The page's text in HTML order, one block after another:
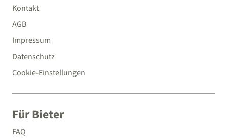
Kontakt
AGB
Impressum
Datenschutz
Cookie-Einstellungen
Für Bieter
FAQ